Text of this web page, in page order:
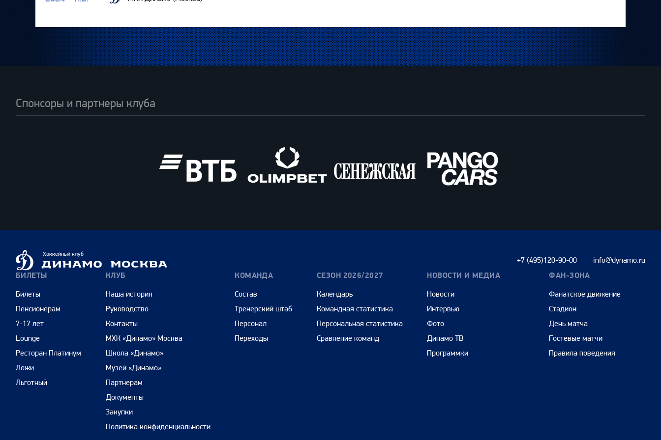
Спонсоры и партнеры клуба
Динамо
Москва
Хоккейный клуб
+7 (495)120-90-00 info@dynamo.ru
БИЛЕТЫ
Билеты
Пенсионерам
7-17 лет
Lounge
Ресторан Платинум
Ложи
Льготный
КЛУБ
Наша история
Руководство
Контакты
МХК «Динамо» Москва
Школа «Динамо»
Музей «Динамо»
Партнерам
Документы
Закупки
Политика конфиденциальности
КОМАНДА
Состав
Тренерский штаб
Персонал
Переходы
СЕЗОН 2026/2027
Календарь
Командная статистика
Персональная статистика
Сравнение команд
НОВОСТИ И МЕДИА
Новости
Интервью
Фото
Динамо ТВ
Программки
ФАН-ЗОНА
Фанатское движение
Стадион
День матча
Гостевые матчи
Правила поведения